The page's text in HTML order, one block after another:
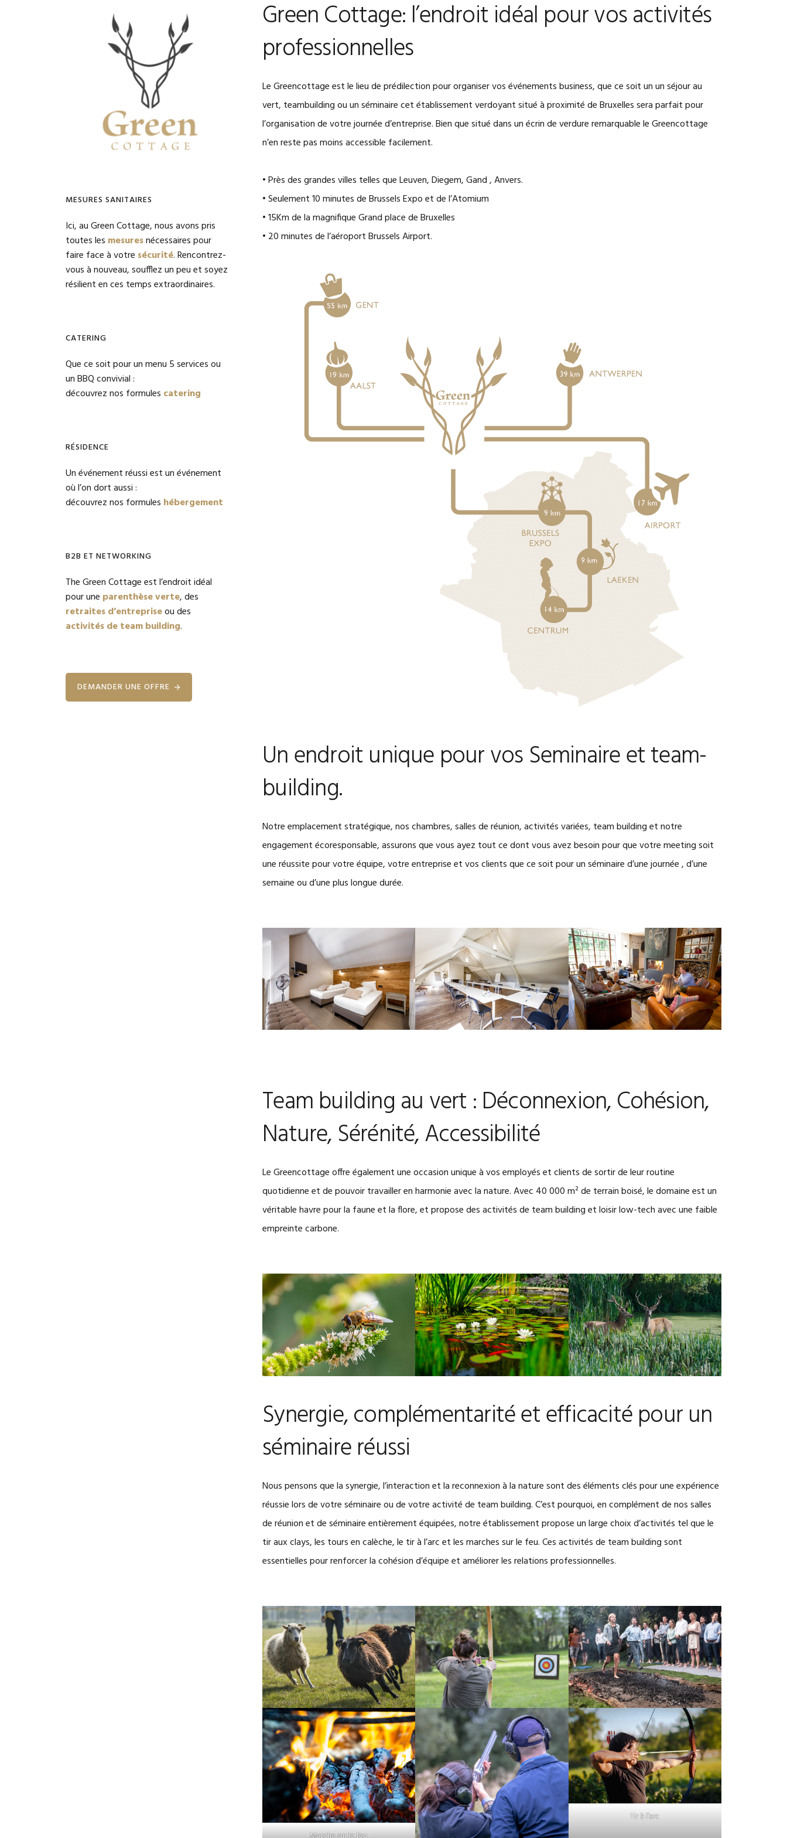
Green Cottage: l’endroit idéal pour vos activités
professionnelles
Le Greencottage est le lieu de prédilection pour organiser vos événements business, que ce soit un un séjour au
vert, teambuilding ou un séminaire cet établissement verdoyant situé à proximité de Bruxelles sera parfait pour
l’organisation de votre journée d’entreprise. Bien que situé dans un écrin de verdure remarquable le Greencottage
n’en reste pas moins accessible facilement.
• Près des grandes villes telles que Leuven, Diegem, Gand , Anvers.
• Seulement 10 minutes de Brussels Expo et de l’Atomium
• 15Km de la magnifique Grand place de Bruxelles
• 20 minutes de l’aéroport Brussels Airport.
Un endroit unique pour vos Seminaire et team-
building.
Notre emplacement stratégique, nos chambres, salles de réunion, activités variées, team building et notre
engagement écoresponsable, assurons que vous ayez tout ce dont vous avez besoin pour que votre meeting soit
une réussite pour votre équipe, votre entreprise et vos clients que ce soit pour un séminaire d’une journée , d’une
semaine ou d’une plus longue durée.
Team building au vert : Déconnexion, Cohésion,
Nature, Sérénité, Accessibilité
Le Greencottage offre également une occasion unique à vos employés et clients de sortir de leur routine
quotidienne et de pouvoir travailler en harmonie avec la nature. Avec 40 000 m² de terrain boisé, le domaine est un
véritable havre pour la faune et la flore, et propose des activités de team building et loisir low-tech avec une faible
empreinte carbone.
Synergie, complémentarité et efficacité pour un
séminaire réussi
Nous pensons que la synergie, l’interaction et la reconnexion à la nature sont des éléments clés pour une expérience
réussie lors de votre séminaire ou de votre activité de team building. C’est pourquoi, en complément de nos salles
de réunion et de séminaire entièrement équipées, notre établissement propose un large choix d’activités tel que le
tir aux clays, les tours en calèche, le tir à l’arc et les marches sur le feu. Ces activités de team building sont
essentielles pour renforcer la cohésion d’équipe et améliorer les relations professionnelles.
Tir à l’arc
Primary
Sidebar
MESURES SANITAIRES
Ici, au Green Cottage, nous avons pris
toutes les mesuresnécessaires pour
faire face à votre sécurité. Rencontrez-
vous à nouveau, soufflez un peu et soyez
résilient en ces temps extraordinaires.
CATERING
Que ce soit pour un menu 5 services ou
un BBQ convivial :
découvrez nos formules catering
RÉSIDENCE
Un événement réussi est un événement
où l’on dort aussi :
découvrez nos formules hébergement
B2B ET NETWORKING
The Green Cottage est l’endroit idéal
pour une parenthèse verte, des
retraites d’entrepriseou des
activités de team building.
DEMANDER UNE OFFRE